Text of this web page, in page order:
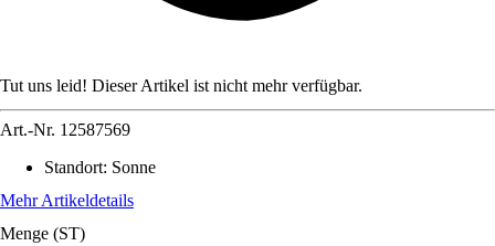
Tut uns leid! Dieser Artikel ist nicht mehr verfügbar.
Art.-Nr. 12587569
Standort: Sonne
Mehr Artikeldetails
Menge (ST)